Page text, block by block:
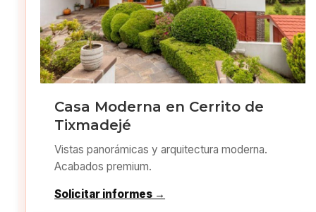
Casa Moderna en Cerrito de
Tixmadejé
Vistas panorámicas y arquitectura moderna.
Acabados premium.
Solicitar informes →